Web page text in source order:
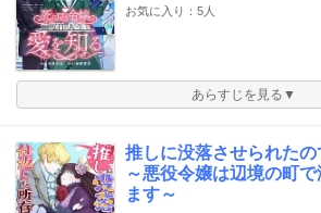
お気に入り：5人
あらすじを見る▼
推しに没落させられた
～悪役令嬢は辺境の町
ます～